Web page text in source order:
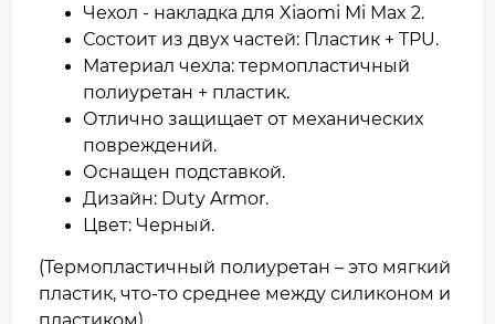
Чехол - накладка для Xiaomi Mi Max 2.
Состоит из двух частей: Пластик + TPU.
Материал чехла: термопластичный
полиуретан + пластик.
Отлично защищает от механических
повреждений.
Оснащен подставкой.
Дизайн: Duty Armor.
Цвет: Черный.
(Термопластичный полиуретан – это мягкий
пластик, что-то среднее между силиконом и